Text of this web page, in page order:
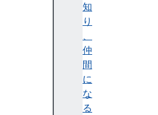
知
り
、
仲
間
に
な
る